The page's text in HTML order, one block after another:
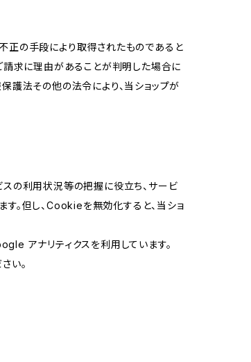
正の手段により取得されたものであると
請求に理由があることが判明した場合に
護法その他の法令により、当ショップが
スの利用状況等の把握に役立ち、サービ
。但し、Cookieを無効化すると、当ショ
アナリティクスを利用しています。
い。